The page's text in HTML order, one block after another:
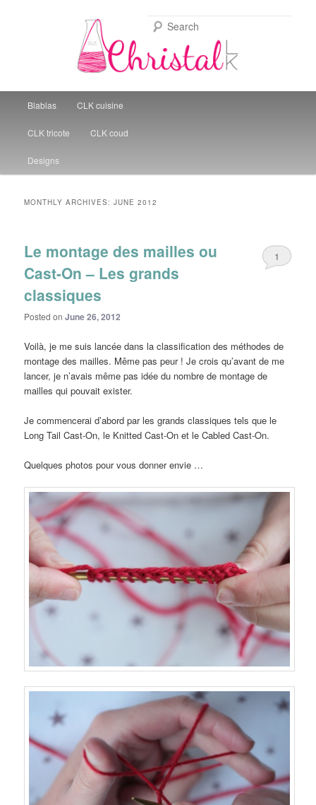
Christal Little Kitchen
Skip to primary content
Skip to secondary content
Blablas CLK cuisine
CLK tricote CLK coud
Designs
MONTHLY ARCHIVES:JUNE 2012
Le montage des mailles ou
Cast-On – Les grands
classiques
Posted onJune 26, 2012
1
Voilà, je me suis lancée dans la classification des méthodes de
montage des mailles. Même pas peur ! Je crois qu’avant de me
lancer, je n’avais même pas idée du nombre de montage de
mailles qui pouvait exister.
Je commencerai d’abord par les grands classiques tels que le
Long Tail Cast-On, le Knitted Cast-On et le Cabled Cast-On.
Quelques photos pour vous donner envie …